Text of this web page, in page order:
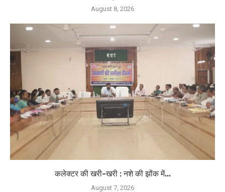
August 8, 2026
कलेक्टर की खरी-खरी : नशे की झोंक में...
August 7, 2026